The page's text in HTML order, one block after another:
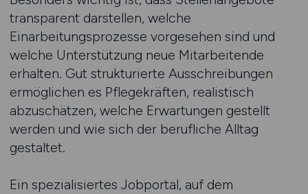
transparent darstellen, welche
Einarbeitungsprozesse vorgesehen sind und
welche Unterstützung neue Mitarbeitende
erhalten. Gut strukturierte Ausschreibungen
ermöglichen es Pflegekräften, realistisch
abzuschätzen, welche Erwartungen gestellt
werden und wie sich der berufliche Alltag
gestaltet.
Ein spezialisiertes Jobportal, auf dem